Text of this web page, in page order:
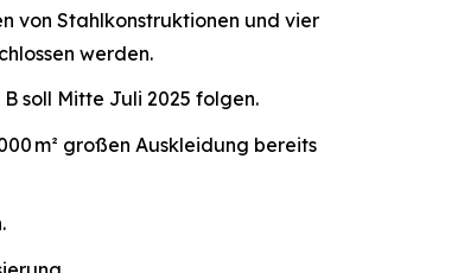
von Stahlkonstruktionen und vier
werden.
soll Mitte Juli 2025 folgen.
m² großen Auskleidung bereits